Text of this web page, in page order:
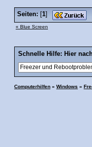
Seiten: [1]
« Blue Screen
Schnelle Hilfe: Hier
Computerhilfen » Windows »